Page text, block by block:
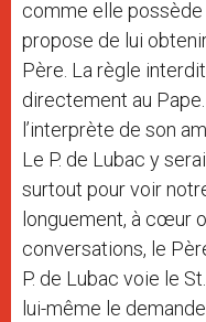
comme elle
propose de lui
Père. La règle
directement au
l’interprète de son
Le P. de Lubac y
surtout pour voir
longuement, à cœur
conversations, le
P. de Lubac voie le
lui-même le demande